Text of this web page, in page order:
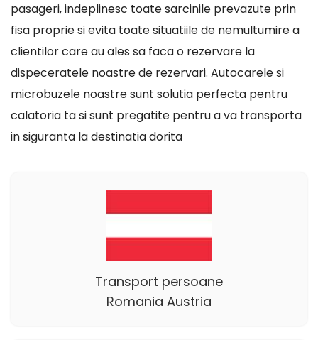
pasageri, indeplinesc toate sarcinile prevazute prin
fisa proprie si evita toate situatiile de nemultumire a
clientilor care au ales sa faca o rezervare la
dispeceratele noastre de rezervari. Autocarele si
microbuzele noastre sunt solutia perfecta pentru
calatoria ta si sunt pregatite pentru a va transporta
in siguranta la destinatia dorita
Transport persoane
Romania Austria